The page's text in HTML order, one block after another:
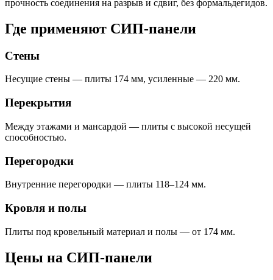
прочность соединения на разрыв и сдвиг, без формальдегидов.
Где применяют СИП-панели
Стены
Несущие стены — плиты 174 мм, усиленные — 220 мм.
Перекрытия
Между этажами и мансардой — плиты с высокой несущей
способностью.
Перегородки
Внутренние перегородки — плиты 118–124 мм.
Кровля и полы
Плиты под кровельный материал и полы — от 174 мм.
Цены на СИП-панели